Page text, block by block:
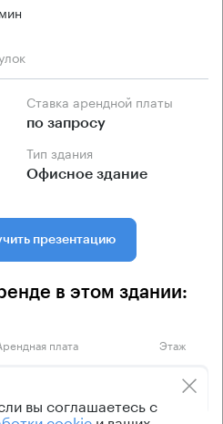
Ставка арендной платы
по запросу
Тип здания
Офисное здание
презентацию
в этом здании:
плата Этаж
4
вы соглашаетесь с